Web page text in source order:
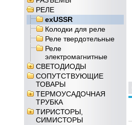
РЕЛЕ
exUSSR
Колодки для реле
Реле твердотельные
Реле
электромагнитные
СВЕТОДИОДЫ
СОПУТСТВУЮЩИЕ
ТОВАРЫ
ТЕРМОУСАДОЧНАЯ
ТРУБКА
ТИРИСТОРЫ,
СИМИСТОРЫ